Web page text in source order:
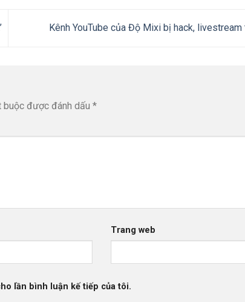
Kênh YouTube của Độ Mixi bị hack,
buộc được đánh dấu *
Trang web
lần bình luận kế tiếp của tôi.